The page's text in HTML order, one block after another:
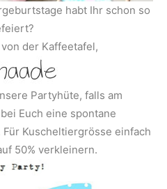
habt Ihr schon so
der Kaffeetafel,
Partyhüte, falls am
Euch eine spontane
Kuscheltiergrösse einfach
50% verkleinern.